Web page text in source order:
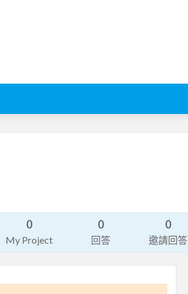
0
My Project
0
回答
0
邀請回答